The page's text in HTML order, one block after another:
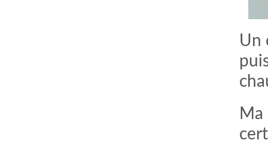
Un